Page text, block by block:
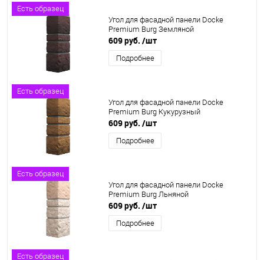
Есть образец
Угол для фасадной панели Docke
Premium Burg Земляной
609 руб. /шт
Подробнее
Есть образец
Угол для фасадной панели Docke
Premium Burg Кукурузный
609 руб. /шт
Подробнее
Есть образец
Угол для фасадной панели Docke
Premium Burg Льняной
609 руб. /шт
Подробнее
Есть образец